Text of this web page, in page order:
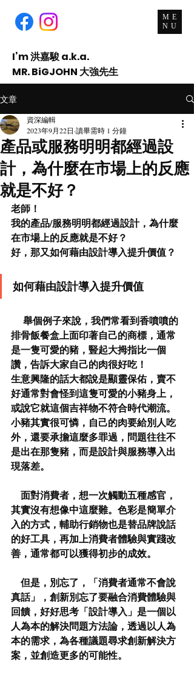
ME
NU
I’m 洪嘉駿 a.k.a.
MR. BiGJOHN 大強先生
文章
產品或服務明明都經過設
計，為什麼在市場上的反應
就是不好？
資深編輯
2023年9月22日 讀畢需時 1 分鐘
老師！
我的產品/服務明明都經過設計，為什麼
在市場上的反應就是不好？
好，那又如何藉由設計導入提升價值？
如何藉由設計導入提升價值
舉個例子來說，我們常看到香噴噴的
排骨飯餐盒上面印著自己的商標，通常
是一隻可愛的豬，豎起大拇指比一個
讚，告訴大家自己的肉很好吃！
生意興隆的話大都說是顯靈保佑，賣不
好通常對會怪到這隻可愛的小豬身上，
或說它就這個吉祥物不符合時代潮流。
小豬其實很可憐，自己的肉要給別人吃
外，還要承擔這麼多罪過，問題往往不
是出在那隻豬，而是設計與服務導入出
現落差。
其實沒有想像中這麼難。色彩是簡單介
入的方式，輔助行銷物也是替品牌說話
的好工具，再加上消費者體驗與實踐改
善，通常都可以獲得初步的成效。
真話」，創新別忘了要融合消費體驗與
回饋，好好思考「設計導入」是一個以
人為本的解決問題方法論，透過以人為
本的需求，為各種議題尋求創新解決方
案，並創造更多的可能性。